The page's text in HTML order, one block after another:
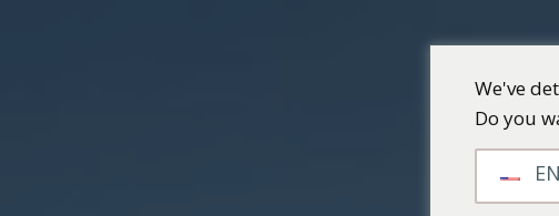
We've
Do you
EN